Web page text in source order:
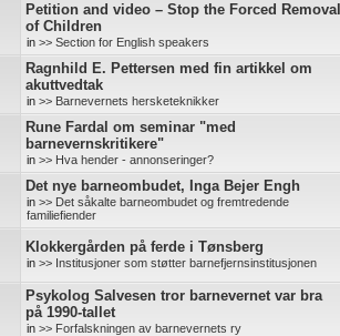
Petition and video – Stop the Forced Removal
of Children
in >> Section for English speakers
Ragnhild E. Pettersen med fin artikkel om
akuttvedtak
in >> Barnevernets hersketeknikker
Rune Fardal om seminar "med
barnevernskritikere"
in >> Hva hender - annonseringer?
Det nye barneombudet, Inga Bejer Engh
in >> Det såkalte barneombudet og fremtredende
familiefiender
Klokkergården på ferde i Tønsberg
in >> Institusjoner som støtter barnefjernsinstitusjonen
Psykolog Salvesen tror barnevernet var bra
på 1990-tallet
in >> Forfalskningen av barnevernets ry